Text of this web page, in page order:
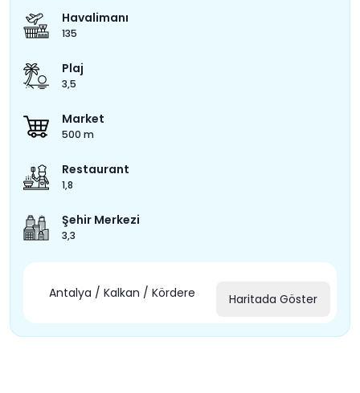
Havalimanı
135
Plaj
3,5
Market
500 m
Restaurant
1,8
Şehir Merkezi
3,3
Antalya / Kalkan / Kördere Haritada Göster